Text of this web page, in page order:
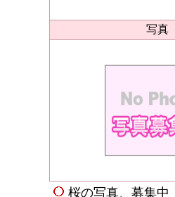
写真
桜の写真、募集